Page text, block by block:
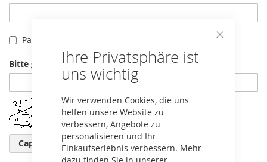
Ihre Privatsphäre ist
uns wichtig
Wir verwenden Cookies, die uns
helfen unsere Website zu
verbessern, Angebote zu
personalisieren und Ihr
Einkaufserlebnis verbessern. Mehr
dazu finden Sie in unserer
Passwort anzeigen
Bitte geben Sie die Buchstaben und Zahlen unten ein
Captcha neu laden